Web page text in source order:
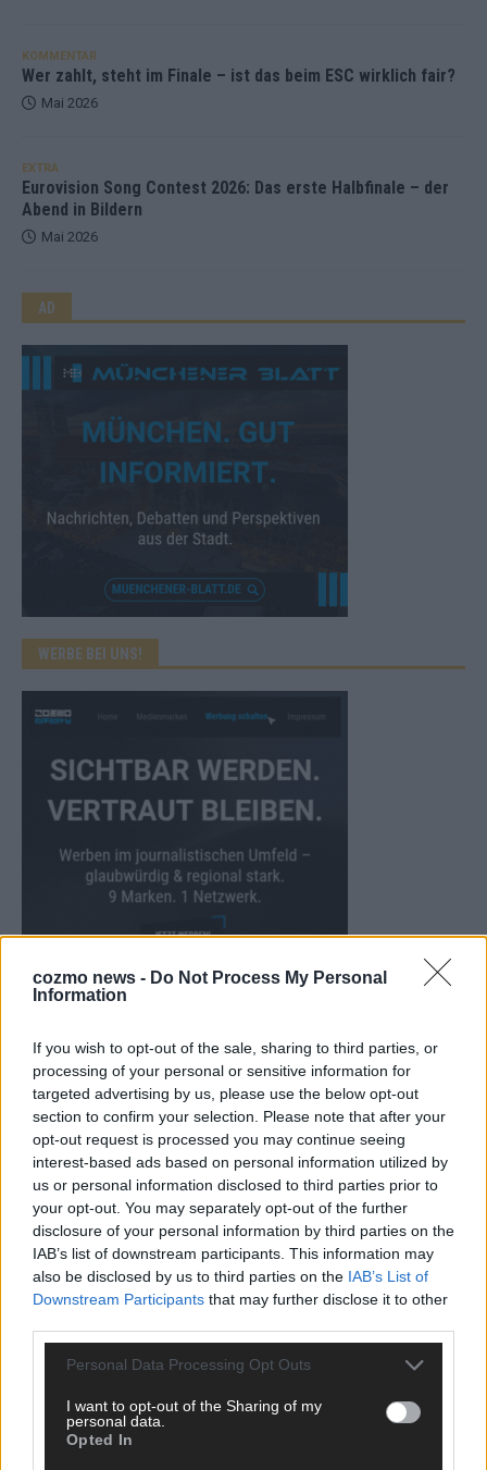
cozmo news - Do Not Process My Personal
Information
If you wish to opt-out of the sale, sharing to third parties, or
processing of your personal or sensitive information for
targeted advertising by us, please use the below opt-out
section to confirm your selection. Please note that after your
opt-out request is processed you may continue seeing
interest-based ads based on personal information utilized by
us or personal information disclosed to third parties prior to
your opt-out. You may separately opt-out of the further
disclosure of your personal information by third parties on the
IAB’s list of downstream participants. This information may
also be disclosed by us to third parties on the IAB’s List of
Downstream Participants that may further disclose it to other
Personal Data Processing Opt Outs
I want to opt-out of the Sharing of my
personal data.
Opted In
KOMMENTAR
Wer zahlt, steht im Finale – ist das beim ESC wirklich fair?
Mai 2026
EXTRA
Eurovision Song Contest 2026: Das erste Halbfinale – der
Abend in Bildern
Mai 2026
AD
WERBE BEI UNS!
CHECK UNS AUF FACEBOOK